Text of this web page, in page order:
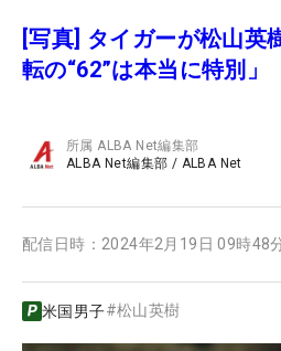
[写真] タイガーが松山英
転の“62”は本当に特別」
所属ALBA Net編集部
ALBA Net編集部 / ALBA Net
配信日時： 2024年2月19日 09時48
米国男子#松山英樹